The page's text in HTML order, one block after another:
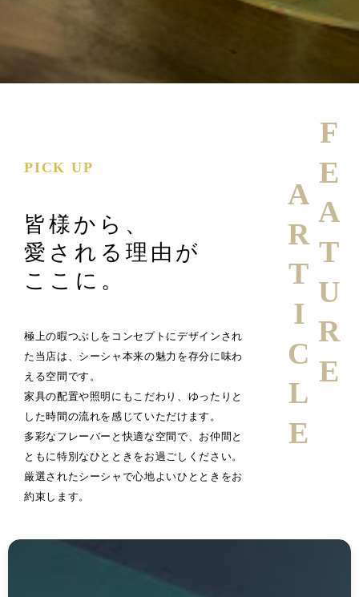
PICK UP
皆様から、
愛される理由が
ここに。
極上の暇つぶしをコンセプトにデザインされ
た当店は、シーシャ本来の魅力を存分に味わ
える空間です。
家具の配置や照明にもこだわり、ゆったりと
した時間の流れを感じていただけます。
多彩なフレーバーと快適な空間で、お仲間と
ともに特別なひとときをお過ごしください。
厳選されたシーシャで心地よいひとときをお
約束します。
FEATURE
ARTICLE